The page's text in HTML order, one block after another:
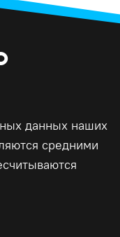
данных наших
средними